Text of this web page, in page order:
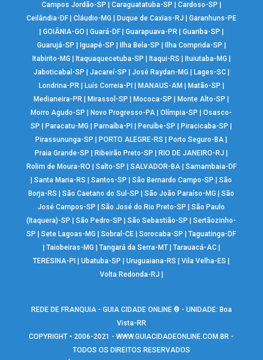
Campos Jordão-SP
Caraguatatuba-SP Cardoso-SP
Ceilândia-DF| Cláudio-MG Duque de Caxias-RJ
Garanhuns-PE
GOIÂNIA-GO Guará-DF| Guarapuava-PR| Guariba-SP
Guarujá-SP
Iguapé-SP Ilha Bela-SP Ilha Comprida-SP
Itabirito-MG
Itaquaquecetuba-SP Itaqui-RS Ituiutaba-MG
Jaboticabal-SP
Jacareí-SP José Raydan-MG Lages-SC|
Londrina-PR| Luís Correia-PI MANAUS-AM Matão-SP
Medianeira-PR
Mirassol-SP Mococa-SP Monte Alto-SP
Morro Agudo-SP
Novo Progresso-PA |Olímpia-SP |Osasco-
SP
Paracatu-MG Parnaíba-PI Peruíbe-SP Piracicaba-SP
Pirassununga-SP
PORTO ALEGRE-RS Porto Seguro-BA
Praia Grande-SP
Ribeirão Preto-SP RIO DE JANEIRO-RJ
Rolim de Moura-RO
Salto-SP SALVADOR-BA| Samambaia-DF
|Santa Maria-RS |Santos-SP |São Bernardo Campo-SP |São
Borja-RS
|São Caetano do Sul-SP |São João Paraíso-MG |São
José Campos-SP
|São José do Rio Preto-SP |São Paulo
(Itaquera)-SP
|São Pedro-SP |São Sebastião-SP |Sertãozinho-
SP
|Sete Lagoas-MG |Sobral-CE |Sorocaba-SP |Taguatinga-DF
Taiobeiras-MG Tangará da Serra-MT| Tarauacá-AC|
TERESINA-PI
|Ubatuba-SP |Uruguaiana-RS |Vila Velha-ES
Volta Redonda-RJ
REDE DE FRANQUIA - GUIA CIDADE ONLINE ® - UNIDADE: Boa
Vista-RR
COPYRIGHT • 2006-2021 -WWW.GUIACIDADEONLINE.COM.BR -
TODOS OS DIREITOS RESERVADOS